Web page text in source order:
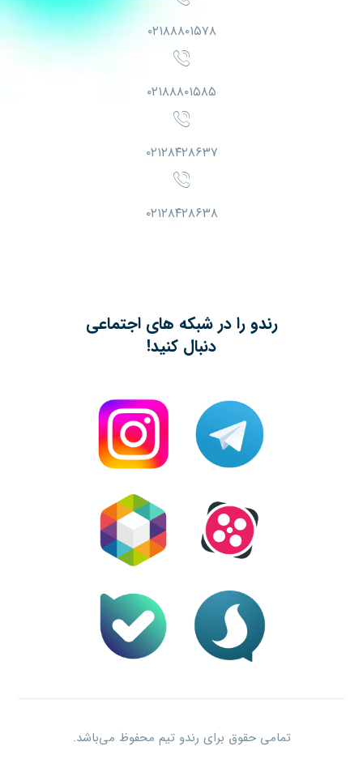
۰۲۱۸۸۸۰۱۵۷۸
۰۲۱۸۸۸۰۱۵۸۵
۰۲۱۲۸۴۲۸۶۳۷
۰۲۱۲۸۴۲۸۶۳۸
رندو را در شبکه های اجتماعی
دنبال کنید!
تمامی حقوق برای رندو تیم محفوظ می‌باشد.